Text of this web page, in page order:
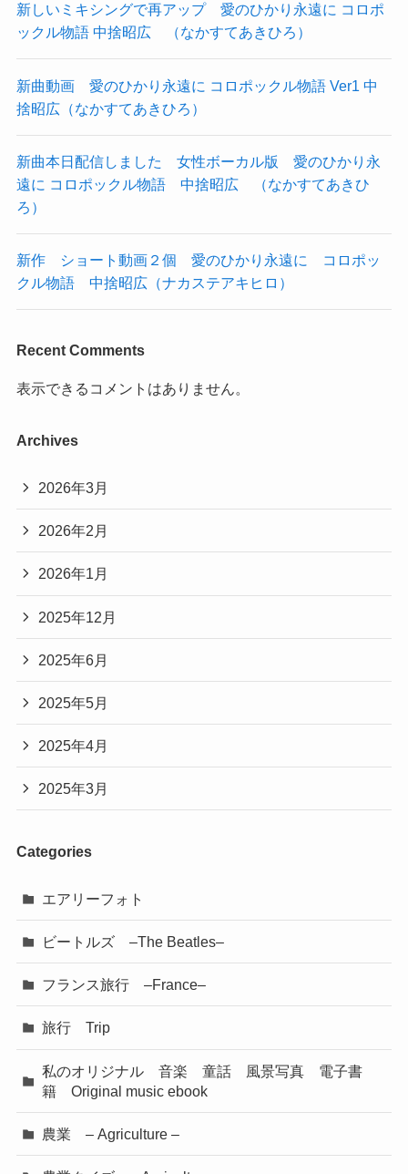
新しいミキシングで再アップ 愛のひかり永遠に コロポ
ックル物語 中捨昭広 （なかすてあきひろ）
新曲動画 愛のひかり永遠に コロポックル物語 Ver1 中
捨昭広（なかすてあきひろ）
新曲本日配信しました 女性ボーカル版 愛のひかり永
遠に コロポックル物語 中捨昭広 （なかすてあきひ
ろ）
新作 ショート動画２個 愛のひかり永遠に コロポッ
クル物語 中捨昭広（ナカステアキヒロ）
Recent Comments
表示できるコメントはありません。
Archives
2026年3月
2026年2月
2026年1月
2025年12月
2025年6月
2025年5月
2025年4月
2025年3月
Categories
エアリーフォト
ビートルズ –The Beatles–
フランス旅行 –France–
旅行 Trip
私のオリジナル 音楽 童話 風景写真 電子書
籍 Original music ebook
農業 – Agriculture –